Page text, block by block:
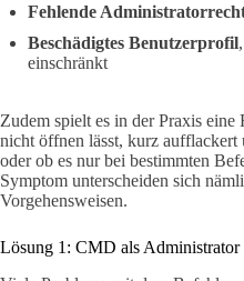
Fehlende
Beschädigtes Benutzerprofil
einschränkt
Zudem spielt es in der Praxis
nicht öffnen lässt, kurz aufflackert
oder ob es nur bei bestimmten
Symptom unterscheiden sich
Vorgehensweisen.
Lösung 1: CMD als Administrator